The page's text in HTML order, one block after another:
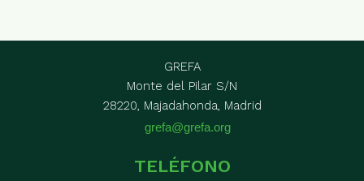
GREFA
Monte del Pilar S/N
28220, Majadahonda, Madrid
grefa@grefa.org
TELÉFONO